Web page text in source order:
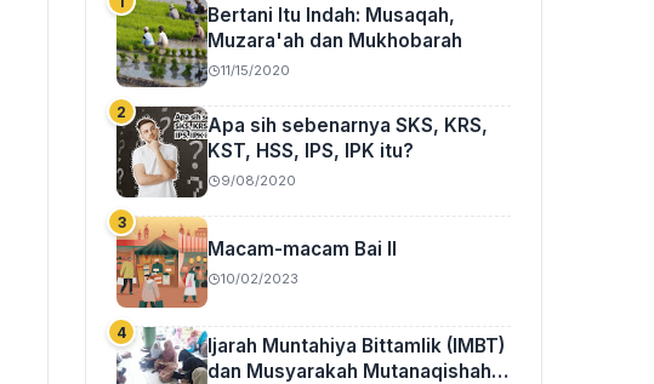
Bertani Itu Indah: Musaqah,
Muzara'ah dan Mukhobarah
11/15/2020
Apa sih sebenarnya SKS, KRS,
KST, HSS, IPS, IPK itu?
9/08/2020
Macam-macam Bai II
10/02/2023
Ijarah Muntahiya Bittamlik (IMBT)
dan Musyarakah Mutanaqishah